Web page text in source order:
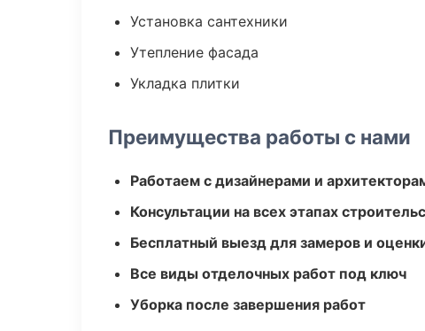
Установка сантехники
Утепление фасада
Укладка плитки
Преимущества работы с нами
Работаем с дизайнерами и
Консультации на всех этапах
Бесплатный выезд для замеров и
Все виды отделочных работ под ключ
Уборка после завершения работ